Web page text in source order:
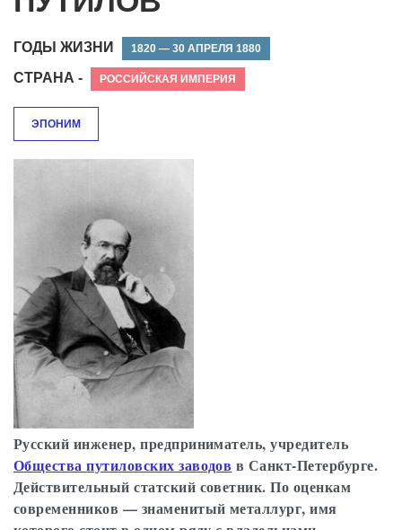
ГОДЫ ЖИЗНИ 1820 — 30 АПРЕЛЯ 1880
СТРАНА - РОССИЙСКАЯ ИМПЕРИЯ
ЭПОНИМ
Русский инженер, предприниматель, учредитель
Общества путиловских заводов в Санкт-Петербурге.
Действительный статский советник. По оценкам
современников — знаменитый металлург, имя